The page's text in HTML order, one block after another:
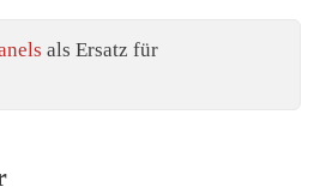
als Ersatz für